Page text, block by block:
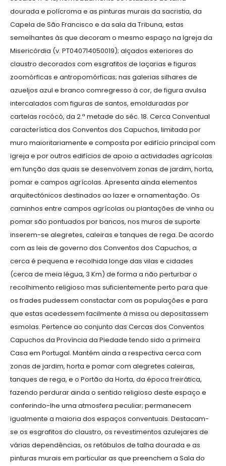
dourada e polícroma e as pinturas murais da sacristia, da
Capela de São Francisco e da sala da Tribuna, estas
semelhantes às que decoram o mesmo espaço na Igreja da
Misericórdia (v. PT040714050019); alçados exteriores do
claustro decorados com esgrafitos de laçarias e figuras
zoomórficas e antropomórficas; nas galerias silhares de
azueljos azul e branco comregresso à cor, de figura avulsa
intercalados com figuras de santos, emolduradas por
cartelas rocócó, da 2.ª metade do séc. 18. Cerca Conventual
característica dos Conventos dos Capuchos, limitada por
muro maioritariamente e composta por edifício principal com
igreja e por outros edifícios de apoio a actividades agrícolas
em função das quais se desenvolvem zonas de jardim, horta,
pomar e campos agrícolas. Apresenta ainda elementos
arquitectónicos destinados ao lazer e ornamentação. Os
caminhos entre campos agrícolas ou plantações de vinha ou
pomar são pontuados por bancos, nos muros de suporte
inserem-se alegretes, caleiras e tanques de rega. De acordo
com as leis de governo dos Conventos dos Capuchos, a
cerca é pequena e recolhida longe das vilas e cidades
(cerca de meia légua, 3 Km) de forma a não perturbar o
recolhimento religioso mas suficientemente perto para que
os frades pudessem constactar com as populações e para
que estas acedessem facilmente à missa ou depositassem
esmolas. Pertence ao conjunto das Cercas dos Conventos
Capuchos da Província da Piedade tendo sido a primeira
Casa em Portugal. Mantém ainda a respectiva cerca com
zonas de jardim, horta e pomar com alegretes caleiras,
tanques de rega, e o Portão da Horta, da época freirática,
fazendo perdurar ainda o sentido religioso deste espaço e
conferindo-lhe uma atmosfera peculiar; permanecem
igualmente a maioria dos espaços conventuais. Destacam-
se os esgrafitos do claustro, os revestimentos azulejares de
várias dependências, os retábulos de talha dourada e as
pinturas murais em particular as que preenchem a Sala do